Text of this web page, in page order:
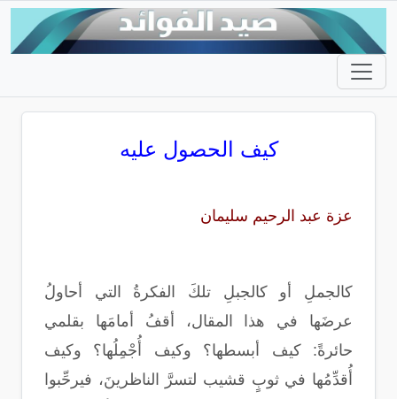
كيف الحصول عليه
عزة عبد الرحيم سليمان
كالجملِ أو كالجبلِ تلكَ الفكرةُ التي أحاولُ
عرضَها في هذا المقال، أقفُ أمامَها بقلمي
حائرةً: كيف أبسطها؟ وكيف أُجْمِلُها؟ وكيف
أُقدِّمُها في ثوبٍ قشيب لتسرَّ الناظرينَ، فيرحِّبوا